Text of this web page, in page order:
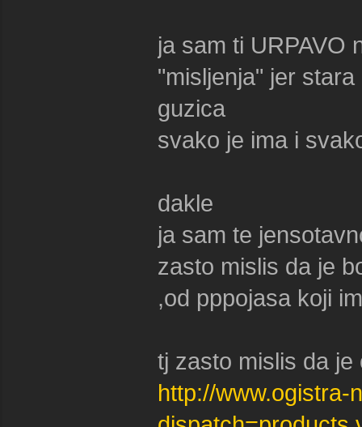
ja sam ti URPAVO
"misljenja" jer
guzica
svako je ima i
dakle
ja sam te
zasto mislis da je
,od pppojasa koji
tj zasto mislis da
http://www.ogistra-